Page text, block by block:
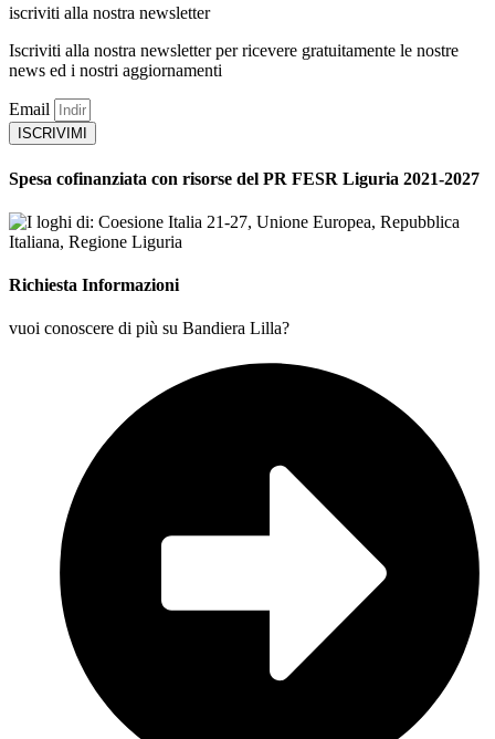
iscriviti alla nostra newsletter
Iscriviti alla nostra newsletter per ricevere gratuitamente le nostre
news ed i nostri aggiornamenti
Email
ISCRIVIMI
Spesa cofinanziata con risorse del PR FESR Liguria 2021-2027
Richiesta Informazioni
vuoi conoscere di più su Bandiera Lilla?